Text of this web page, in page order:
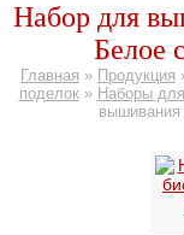
Набор для
Белое
Главная » Продукция
поделок» Наборы